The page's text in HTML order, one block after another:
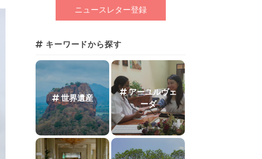
キーワードから探す
世界遺産
アーユルヴェ
ーダ